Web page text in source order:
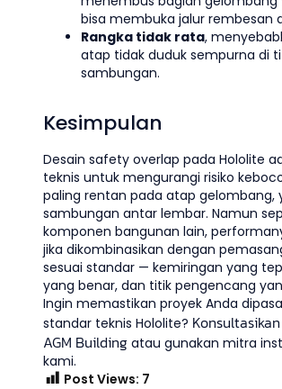
bisa membuka jalur rembesan
Rangka tidak rata,
atap tidak duduk sempurna di
sambungan.
Kesimpulan
Desain safety overlap pada Hololite
teknis untuk mengurangi risiko
paling rentan pada atap gelombang,
sambungan antar lembar. Namun
komponen bangunan lain,
jika dikombinasikan dengan
sesuai standar — kemiringan yang
yang benar, dan titik pengencang
Ingin memastikan proyek Anda
standar teknis Hololite?
AGM Building atau gunakan mitra
kami.
Post Views: 7